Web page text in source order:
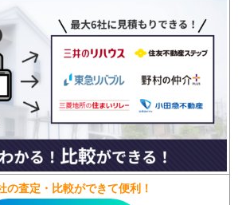
の査定・比較ができて便利！